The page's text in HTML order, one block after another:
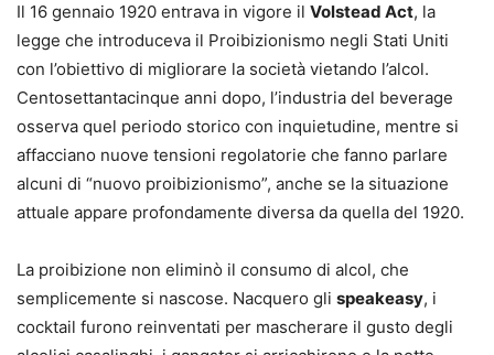
Il 16 gennaio 1920 entrava in vigore il Volstead Act, la
legge che introduceva il Proibizionismo negli Stati Uniti
con l’obiettivo di migliorare la società vietando l’alcol.
Centosettantacinque anni dopo, l’industria del beverage
osserva quel periodo storico con inquietudine, mentre si
affacciano nuove tensioni regolatorie che fanno parlare
alcuni di “nuovo proibizionismo”, anche se la situazione
attuale appare profondamente diversa da quella del 1920.
La proibizione non eliminò il consumo di alcol, che
semplicemente si nascose. Nacquero gli speakeasy, i
cocktail furono reinventati per mascherare il gusto degli